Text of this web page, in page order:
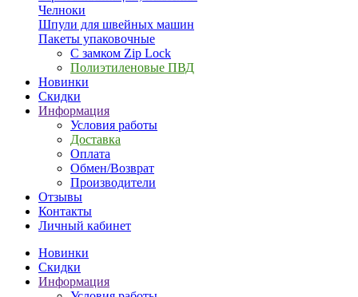
Челноки
Шпули для швейных машин
Пакеты упаковочные
С замком Zip Lock
Полиэтиленовые ПВД
Новинки
Скидки
Информация
Условия работы
Доставка
Оплата
Обмен/Возврат
Производители
Отзывы
Контакты
Личный кабинет
Новинки
Скидки
Информация